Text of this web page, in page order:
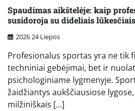
Spaudimas aikštelėje: kaip
susidoroja su dideliais
2026 24 Liepos
Profesionalus sportas yra ne tik
techniniai gebėjimai, bet ir
psichologiniame lygmenyje.
žaidžiantys aukščiausiose
milžiniškais […]